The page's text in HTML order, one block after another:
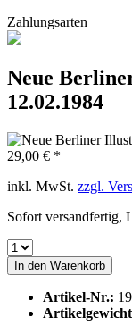
Zahlungsarten
Neue
12.02.1984
29,00 € *
inkl. MwSt. zzgl.
Sofort versandfertig,
In den Warenkorb
Artikel-Nr.:
Artikelgewicht